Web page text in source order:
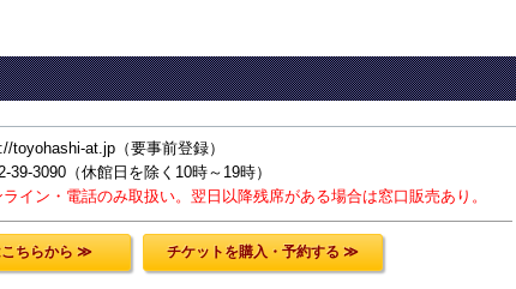
at.jp（要事前登録）
3090（休館日を除く10時～19時）
イン・電話のみ取扱い。翌日以降残席がある場合は窓口販売あり。